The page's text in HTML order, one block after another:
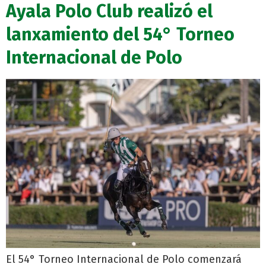
Ayala Polo Club realizó el
lanxamiento del 54° Torneo
Internacional de Polo
El 54° Torneo Internacional de Polo comenzará